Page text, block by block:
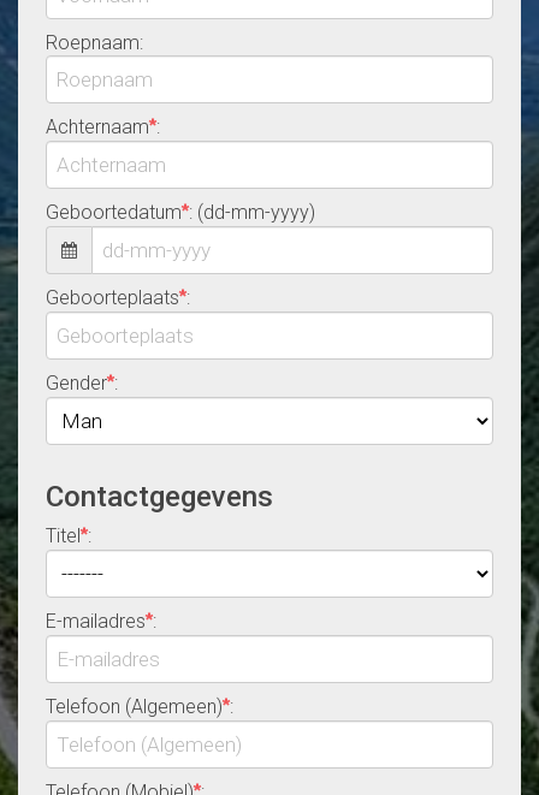
Roepnaam:
Achternaam*:
Geboortedatum*: (dd-mm-yyyy)
Geboorteplaats*:
Gender*:
Contactgegevens
Titel*:
E-mailadres*:
Telefoon (Algemeen)*:
*